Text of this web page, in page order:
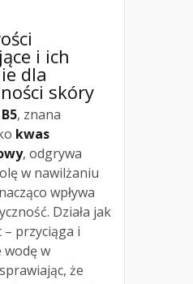
i ich
dla
skóry
, znana
kwas
, odgrywa
w nawilżaniu
wpływa
Działa jak
przyciąga i
wodę w
że